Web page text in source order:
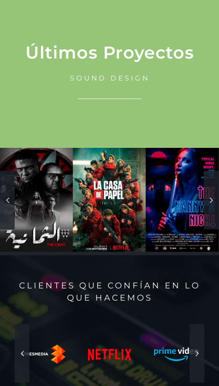
Últimos Proyectos
SOUND DESIGN
Eight
La Casa
de Papel:
Parte 5
The
Nanny’s
Night
CLIENTES QUE CONFÍAN EN LO
QUE HACEMOS